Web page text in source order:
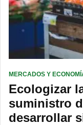
MERCADOS Y
Ecologizar
suministro
desarrollar